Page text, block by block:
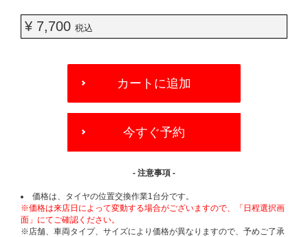
¥ 7,700 税込
OPTIONS
カートに追加
今すぐ予約
- 注意事項 -
価格は、タイヤの位置交換作業1台分です。
※価格は来店日によって変動する場合がございますので、「日程選択画
面」にてご確認ください。
※店舗、車両タイプ、サイズにより価格が異なりますので、予めご了承